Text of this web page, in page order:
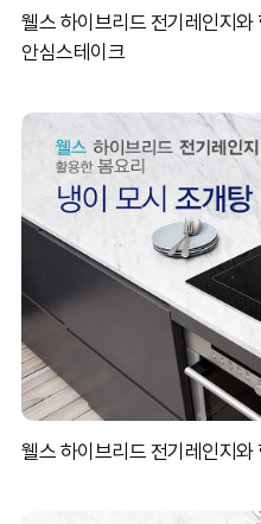
웰스 하이브리드 전기레인지와
안심스테이크
웰스 하이브리드 전기레인지